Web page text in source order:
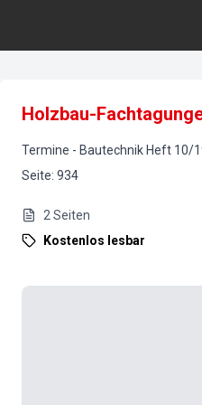
Holzbau-
Termine - Bautechnik Heft 10/
Seite: 934
2 Seiten
Kostenlos lesbar